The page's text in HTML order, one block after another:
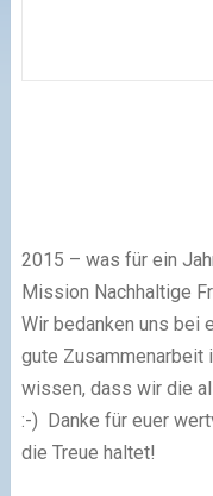
2015 – was für ein
Mission Nachhaltige
Wir bedanken uns bei
gute Zusammenarbeit
wissen, dass wir die
:-) Danke für euer
die Treue haltet!